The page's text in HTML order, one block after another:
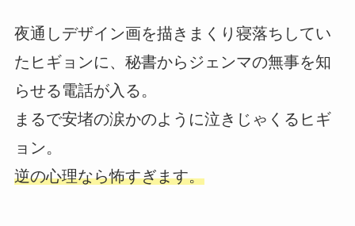
夜通しデザイン画を描きまくり寝落ちしてい
たヒギョンに、秘書からジェンマの無事を知
らせる電話が入る。
まるで安堵の涙かのように泣きじゃくるヒギ
ョン。
逆の心理なら怖すぎます。